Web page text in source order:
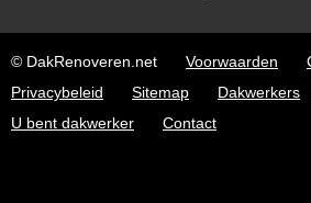
© DakRenoveren.net Voorwaarden
Privacybeleid
Sitemap Dakwerkers
U bent dakwerker
Contact